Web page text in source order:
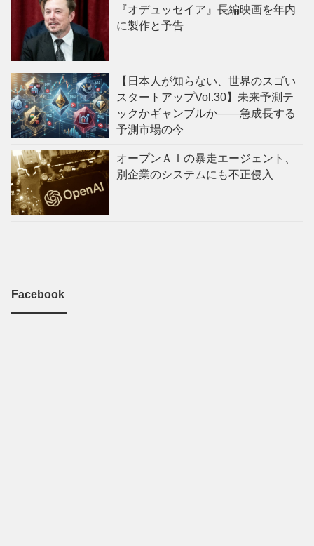
『オデュッセイア』長編映画を年内
に製作と予告
【日本人が知らない、世界のスゴい
スタートアップVol.30】未来予測テ
ックかギャンブルか——急成長する
予測市場の今
オープンＡＩの暴走エージェント、
別企業のシステムにも不正侵入
Facebook